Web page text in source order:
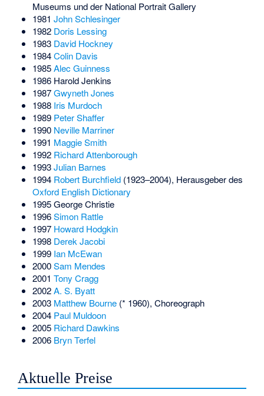
Museums und der National Portrait Gallery
1981 John Schlesinger
1982 Doris Lessing
1983 David Hockney
1984Colin Davis
1985Alec Guinness
1986 Harold Jenkins
1987Gwyneth Jones
1988 Iris Murdoch
1989 Peter Shaffer
1990 Neville Marriner
1991 Maggie Smith
1992 Richard Attenborough
1993Julian Barnes
1994 Robert Burchfield(1923–2004), Herausgeber des
Oxford English Dictionary
1995George Christie
1996Simon Rattle
1997 Howard Hodgkin
1998 Derek Jacobi
1999 Ian McEwan
2000Sam Mendes
2001 Tony Cragg
2002A. S. Byatt
2003 Matthew Bourne(* 1960), Choreograph
2004 Paul Muldoon
2005 Richard Dawkins
2006 Bryn Terfel
Aktuelle Preise